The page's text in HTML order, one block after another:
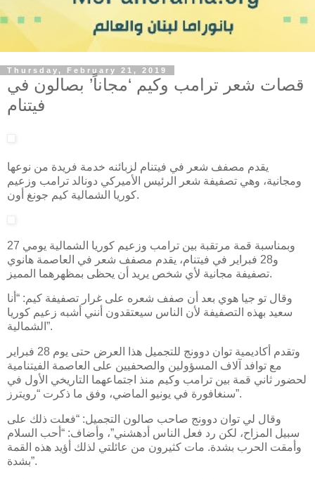
Thursday, February 21, 2019
قصات شعر ترامب وكيم ‘مجاناً’ بصالون في
فيتنام
يقدم مصفف شعر في فيتنام لزبائنه خدمة فريدة من نوعها
ومجانية، وهي تصفيفة شعر الرئيس الأميركي دونالد ترامب وزعيم
كوريا الشمالية كيم جونغ أون.
وبمناسبة قمة مرتقبة بين ترامب وزعيم كوريا الشمالية يومي 27
و28 فبراير في فيتنام، يقدم مصفف شعر في العاصمة هانوي
تصفيفة مجانية لأي شخص يريد أن يحظى بمظهرهما المميز.
وقال تو جيا هوي بعد أن صفف شعره على غرار تصفيفة كيم: “أنا
سعيد بهذه التصفيفة لأن الناس سيعتقدون أنني أشبه زعيم كوريا
الشمالية”.
وتقدم أكاديمية توان دوونج للتجميل هذا العرض حتى يوم 28 فبراير
مع توافد آلاف المسؤولين والصحفيين على العاصمة الفيتنامية
لحضور ثاني قمة بين ترامب وكيم منذ اجتماعهما التاريخي الأول في
سنغافورة في يونيو الماضي، وفق ما ذكرت “رويترز”.
وقال لي توان دوونج صاحب صالون التجميل: “فعلت ذلك على
سبيل المزاح، لكن رد فعل الناس أدهشني”، وأضاف: “أحب السلام
وأمقت الحرب بشدة. مات كثيرون من عائلتي لذلك أؤيد هذه القمة
بشدة”.